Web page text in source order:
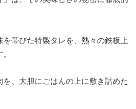
を帯びた特製タレを、熱々の鉄板上
、大胆にごはんの上に敷き詰めた